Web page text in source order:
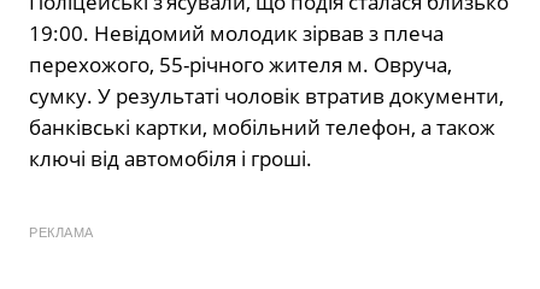
19:00. Невідомий молодик зірвав з плеча
перехожого, 55-річного жителя м. Овруча,
сумку. У результаті чоловік втратив документи,
банківські картки, мобільний телефон, а також
ключі від автомобіля і гроші.
РЕКЛАМА